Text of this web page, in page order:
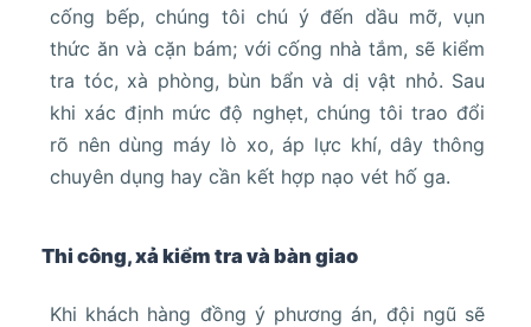
cống bếp, chúng tôi chú ý đến dầu mỡ, vụn
thức ăn và cặn bám; với cống nhà tắm, sẽ kiểm
tra tóc, xà phòng, bùn bẩn và dị vật nhỏ. Sau
khi xác định mức độ nghẹt, chúng tôi trao đổi
rõ nên dùng máy lò xo, áp lực khí, dây thông
chuyên dụng hay cần kết hợp nạo vét hố ga.
Thi công, xả kiểm tra và bàn giao
Khi khách hàng đồng ý phương án, đội ngũ sẽ